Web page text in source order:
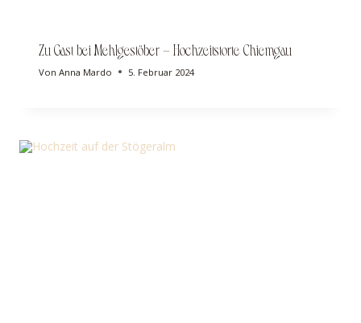
Zu Gast bei Mehlgestöber – Hochzeitstorte Chiemgau
Von Anna Mardo 5. Februar 2024